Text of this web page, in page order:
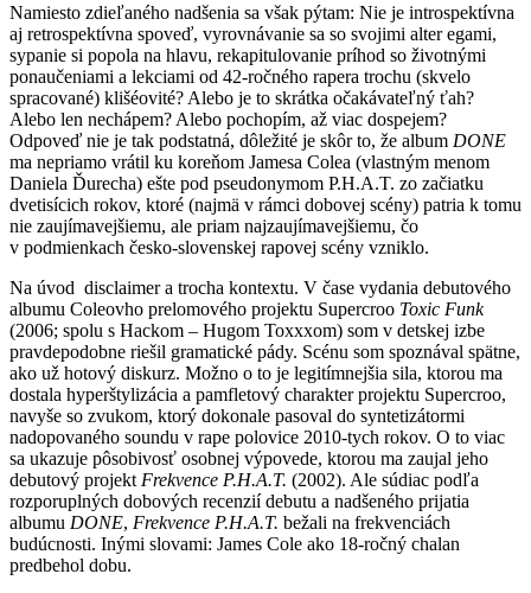
Namiesto zdieľaného nadšenia sa však pýtam: Nie je introspektívna
aj retrospektívna spoveď, vyrovnávanie sa so svojimi alter egami,
sypanie si popola na hlavu, rekapitulovanie príhod so životnými
ponaučeniami a lekciami od 42-ročného rapera trochu (skvelo
spracované) klišéovité? Alebo je to skrátka očakávateľný ťah?
Alebo len nechápem? Alebo pochopím, až viac dospejem?
Odpoveď nie je tak podstatná, dôležité je skôr to, že album DONE
ma nepriamo vrátil ku koreňom Jamesa Colea (vlastným menom
Daniela Ďurecha) ešte pod pseudonymom P.H.A.T. zo začiatku
dvetisícich rokov, ktoré (najmä v rámci dobovej scény) patria k tomu
nie zaujímavejšiemu, ale priam najzaujímavejšiemu, čo
v podmienkach česko-slovenskej rapovej scény vzniklo.
Na úvod disclaimer a trocha kontextu. V čase vydania debutového
albumu Coleovho prelomového projektu Supercroo Toxic Funk
(2006; spolu s Hackom – Hugom Toxxxom) som v detskej izbe
pravdepodobne riešil gramatické pády. Scénu som spoznával spätne,
ako už hotový diskurz. Možno o to je legitímnejšia sila, ktorou ma
dostala hyperštylizácia a pamfletový charakter projektu Supercroo,
navyše so zvukom, ktorý dokonale pasoval do syntetizátormi
nadopovaného soundu v rape polovice 2010-tych rokov. O to viac
sa ukazuje pôsobivosť osobnej výpovede, ktorou ma zaujal jeho
debutový projekt Frekvence P.H.A.T. (2002). Ale súdiac podľa
rozporuplných dobových recenzií debutu a nadšeného prijatia
albumu DONE, Frekvence P.H.A.T. bežali na frekvenciách
budúcnosti. Inými slovami: James Cole ako 18-ročný chalan
predbehol dobu.